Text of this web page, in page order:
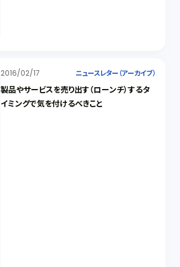
2016/02/17 ニュースレター（アーカイブ）
製品やサービスを売り出す（ローンチ）するタ
イミングで気を付けるべきこと